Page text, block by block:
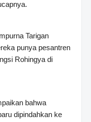
Tarigan
punya pesantren
Rohingya di
bahwa
dipindahkan ke